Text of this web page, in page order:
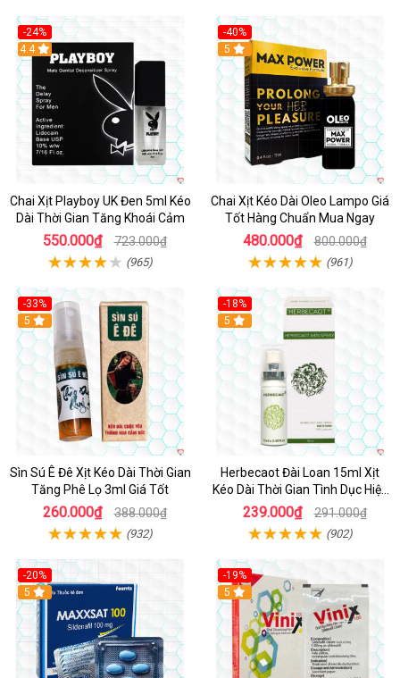
-24%
Hot
4.4
Chai Xịt Playboy UK Đen 5ml Kéo
Dài Thời Gian Tăng Khoái Cảm
550.000₫ 723.000₫
(965)
-40%
5
Chai Xịt Kéo Dài Oleo Lampo Giá
Tốt Hàng Chuẩn Mua Ngay
480.000₫ 800.000₫
(961)
-33%
5
Sìn Sú Ê Đê Xịt Kéo Dài Thời Gian
Tăng Phê Lọ 3ml Giá Tốt
260.000₫ 388.000₫
(932)
-18%
5
Herbecaot Đài Loan 15ml Xịt
Kéo Dài Thời Gian Tình Dục Hiệu
Quả
239.000₫ 291.000₫
(902)
-20%
5
-19%
5